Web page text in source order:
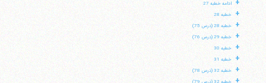
+ ادامه خطبه 27
+ خطبه 28
+ خطبه 28 (درس 75)
+ خطبه 29 (درس 76)
+ خطبه 30
+ خطبه 31
+ خطبه 32 (درس 78)